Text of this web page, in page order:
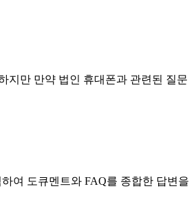
지만 만약 법인 휴대폰과 관련된 질문
여 도큐멘트와 FAQ를 종합한 답변을